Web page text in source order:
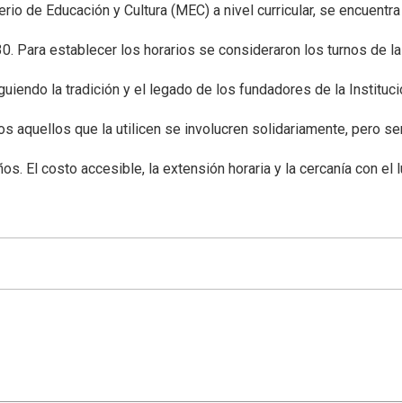
de Educación y Cultura (MEC) a nivel curricular, se
Para establecer los horarios se consideraron los turnos de
la tradición y el legado de los fundadores de la
aquellos que la utilicen se involucren solidariamente, pero
El costo accesible, la extensión horaria y la cercanía con